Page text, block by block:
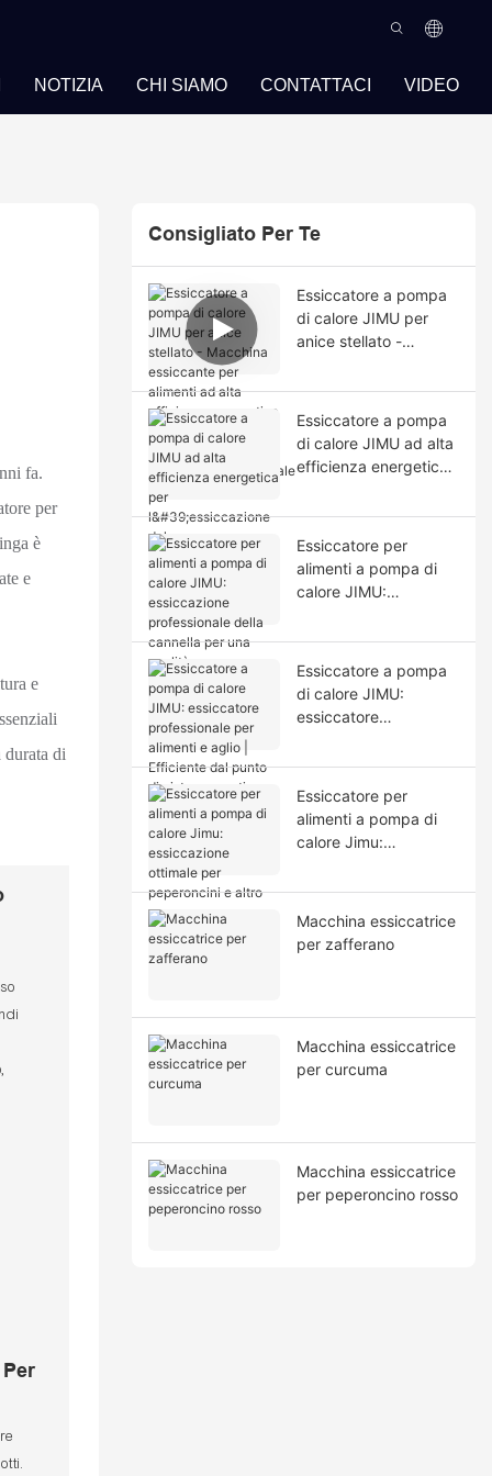
NOTIZIA CHI SIAMO CONTATTACI VIDEO
fa.
per
è
e
e
di
Consigliato Per Te
Essiccatore a pompa
di calore JIMU per
anice stellato -
per alimenti ad alta
efficienza energetica
e prestazioni elevate
per uso
commerciale/industrial
Essiccatore a pompa
di calore JIMU ad alta
efficienza energetica
peperone - Macchina
professionale per
l'essiccazione degli
alimenti
Essiccatore per
alimenti a pompa di
calore JIMU:
professionale della
cannella per una
qualità e un sapore
superiori.
Essiccatore a pompa
di calore JIMU:
essiccatore
alimenti e aglio |
Efficiente dal punto di
vista energetico
Essiccatore per
alimenti a pompa di
calore Jimu:
per peperoncini e altro
ancora.
Macchina essiccatrice
per zafferano
Macchina essiccatrice
per curcuma
Macchina essiccatrice
per peperoncino rosso